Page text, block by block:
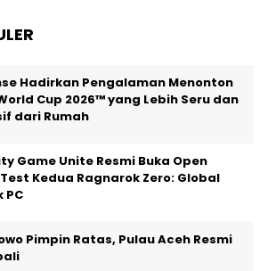
Hadirkan Pengalaman Menonton
Cup 2026™ yang Lebih Seru dan
dari Rumah
Game Unite Resmi Buka Open
Kedua Ragnarok Zero: Global
PC
Pimpin Ratas, Pulau Aceh Resmi